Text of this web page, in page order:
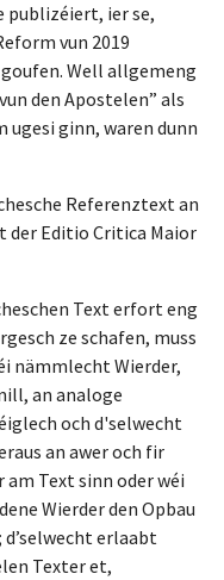
publizéiert, ier se,
vun 2019
Well allgemeng
den Apostelen” als
ugesi ginn, waren dunn
Referenztext an
der Editio Critica Maior
Text erfort eng
ze schafen, muss
nämmlecht Wierder,
an analoge
och d'selwecht
an awer och fir
Text sinn oder wéi
Wierder den Opbau
d’selwecht erlaabt
Texter et,